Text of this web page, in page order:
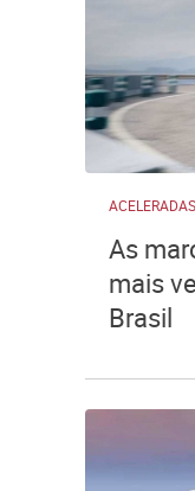
ACELERADAS
As
mais
Brasil